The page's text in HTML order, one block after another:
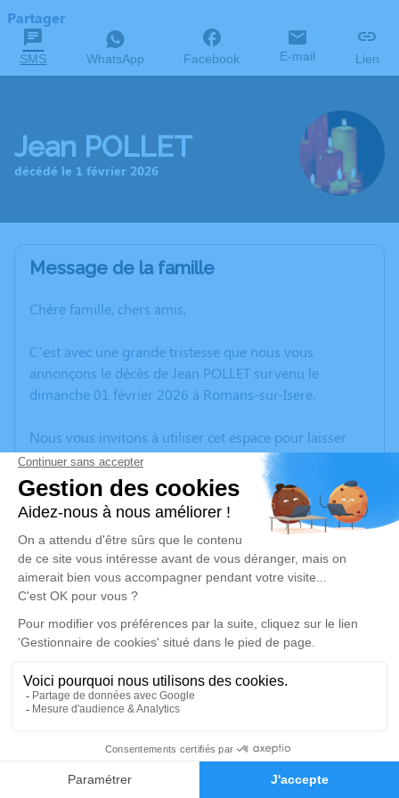
Faire-part Hommages
Partager
SMS WhatsApp Facebook E-mail Lien
Jean POLLET
décédé le 1 février 2026
Message de la famille
Chère famille, chers amis,
C’est avec une grande tristesse que nous vous
annonçons le décès de Jean POLLET survenu le
dimanche 01 février 2026 à Romans-sur-Isere.
Nous vous invitons à utiliser cet espace pour laisser
vos condoléances, partager des photos souvenirs, une
anecdote ou exprimer vos pensées à travers des
poèmes ou des textes. Cet endroit est un lieu
d'expression dédié à honorer la mémoire de Jean
POLLET.
Un service de plantation d’arbre hommage est
disponible ici.
Je rends hommage
Cérémonie
Eglise Saint Valère 8 Place de L'Hôtel de ville
26240 Saint Vallier